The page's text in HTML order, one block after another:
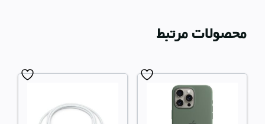
محصولات مرتبط